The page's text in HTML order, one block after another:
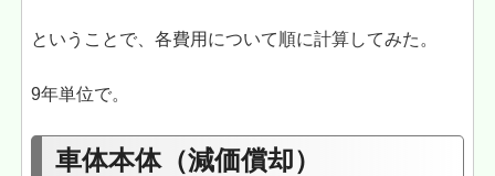
ということで、各費用について順に計算してみた。
9年単位で。
車体本体（減価償却）